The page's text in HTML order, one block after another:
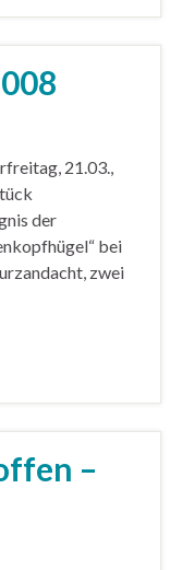
21.03.,
der
bei
zwei
–